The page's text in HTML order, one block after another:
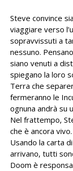
Steve convince
viaggiare verso
sopravvissuti a
nessuno.
siano venuti a
spiegano la loro
Terra che
fermeranno le
ognuna andrà su
Nel frattempo,
che è ancora
Usando la carta
arrivano, tutti
Doom è